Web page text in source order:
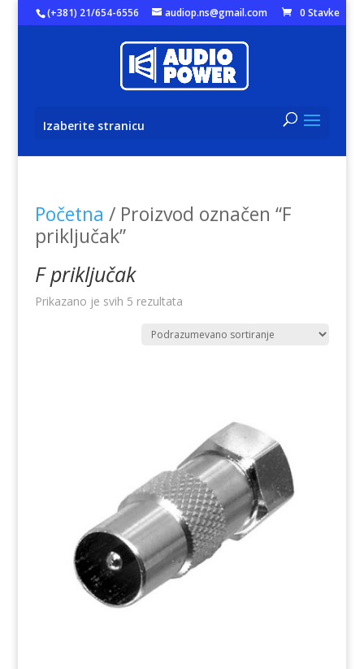
(+381) 21/654-6556 audiop.ns@gmail.com 0 Stavke
Izaberite stranicu
Početna / Proizvod označen “F
priključak”
F priključak
Prikazano je svih 5 rezultata